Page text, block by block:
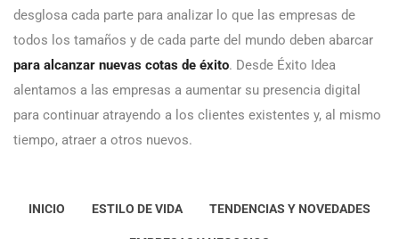
desglosa cada parte para analizar lo que las empresas de
todos los tamaños y de cada parte del mundo deben abarcar
para alcanzar nuevas cotas de éxito. Desde Éxito Idea
alentamos a las empresas a aumentar su presencia digital
para continuar atrayendo a los clientes existentes y, al mismo
tiempo, atraer a otros nuevos.
INICIO ESTILO DE VIDA TENDENCIAS Y NOVEDADES